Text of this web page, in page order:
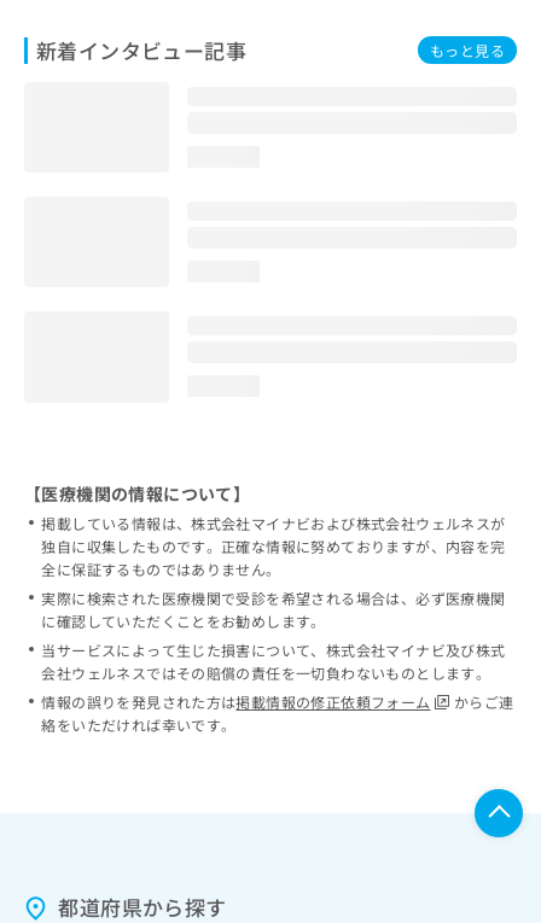
新着インタビュー記事 もっと見る
【医療機関の情報について】
掲載している情報は、株式会社マイナビおよび株式会社ウェルネスが
独自に収集したものです。正確な情報に努めておりますが、内容を完
全に保証するものではありません。
実際に検索された医療機関で受診を希望される場合は、必ず医療機関
に確認していただくことをお勧めします。
当サービスによって生じた損害について、株式会社マイナビ及び株式
会社ウェルネスではその賠償の責任を一切負わないものとします。
情報の誤りを発見された方は掲載情報の修正依頼フォーム
からご連
絡をいただければ幸いです。
都道府県から探す